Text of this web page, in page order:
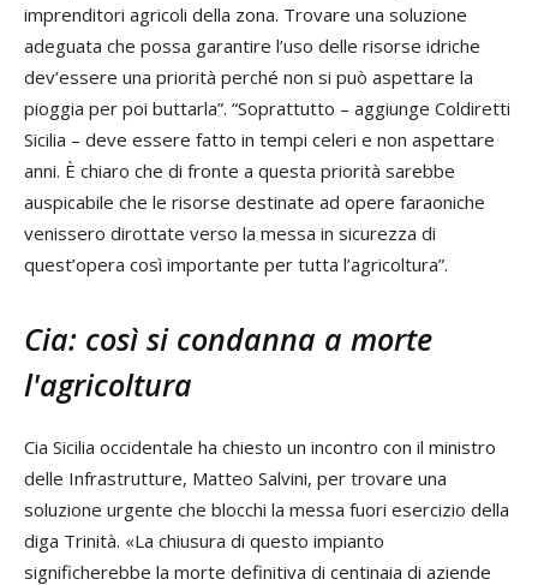
imprenditori agricoli della zona. Trovare una soluzione
adeguata che possa garantire l’uso delle risorse idriche
dev’essere una priorità perché non si può aspettare la
pioggia per poi buttarla”. “Soprattutto – aggiunge Coldiretti
Sicilia – deve essere fatto in tempi celeri e non aspettare
anni. È chiaro che di fronte a questa priorità sarebbe
auspicabile che le risorse destinate ad opere faraoniche
venissero dirottate verso la messa in sicurezza di
quest’opera così importante per tutta l’agricoltura”.
Cia: così si condanna a morte
l'agricoltura
Cia Sicilia occidentale ha chiesto un incontro con il ministro
delle Infrastrutture, Matteo Salvini, per trovare una
soluzione urgente che blocchi la messa fuori esercizio della
diga Trinità. «La chiusura di questo impianto
significherebbe la morte definitiva di centinaia di aziende